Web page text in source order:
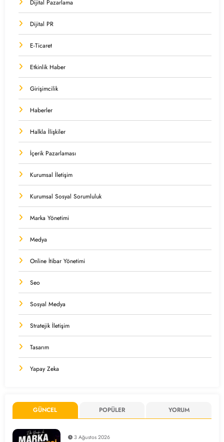
Dijital Pazarlama
Dijital PR
E-Ticaret
Etkinlik Haber
Girişimcilik
Haberler
Halkla İlişkiler
İçerik Pazarlaması
Kurumsal İletişim
Kurumsal Sosyal Sorumluluk
Marka Yönetimi
Medya
Online İtibar Yönetimi
Seo
Sosyal Medya
Stratejik İletişim
Tasarım
Yapay Zeka
GÜNCEL POPÜLER YORUM
3 Ağustos 2026